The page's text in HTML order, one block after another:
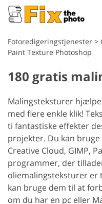
Fotoredigeringstjenester >
Paint Texture Photoshop
180 gratis
Malingsteksturer
med flere enkle klik!
ti fantastiske effekter
projekter. Du kan
Creative Cloud, GIMP,
programmer, der
oliemalingsteksturer er
kan bruge dem til at
om du har en pc eller